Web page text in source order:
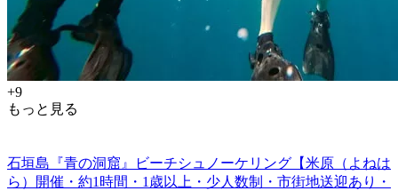
+9
もっと見る
石垣島『青の洞窟』ビーチシュノーケリング【米原（よねは
ら）開催・約1時間・1歳以上・少人数制・市街地送迎あり・